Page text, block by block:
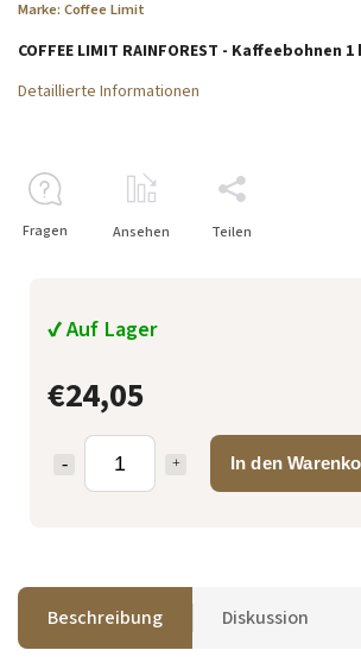
Marke: Coffee Limit
€24,05
In den
✔ Auf Lager
COFFEE LIMIT RAINFOREST - Kaffeebohnen 1
Detaillierte Informationen
Fragen Ansehen Teilen
Beschreibung Diskussion